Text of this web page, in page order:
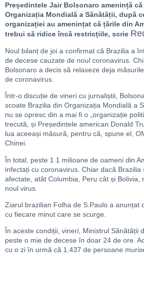
Președintele Jair Bolsonaro amenință
Organizația Mondială a Sănătății, după
organizației au amenințat că țările din
trebui să ridice încă restricțiile, scrie
Noul bilanț de joi a confirmat că Brazilia a
de decese cauzate de noul coronavirus.
Bolsonaro a decis să relaxeze deja
de coronavirus.
Într-o discuție de vineri cu jurnaliștii,
scoate Brazilia din Organizația Mondială a
nu se opresc din a mai fi o „organizație
trecută, și Președintele american Donald
lua aceeași măsură, pentru că, spune el,
Chinei.
În total, peste 1.1 milioane de oameni din
infectați cu coronavirus. Chiar dacă
afectate, atât Columbia, Peru cât și Bolivia,
noul virus.
Ziarul brazilian Folha de S.Paulo a anunțat
cu fiecare minut care se scurge.
În aceste condiții, vineri, Ministrul Sănătății
peste o mie de decese în doar 24 de ore.
cu o zi în urmă că 1.437 de persoane